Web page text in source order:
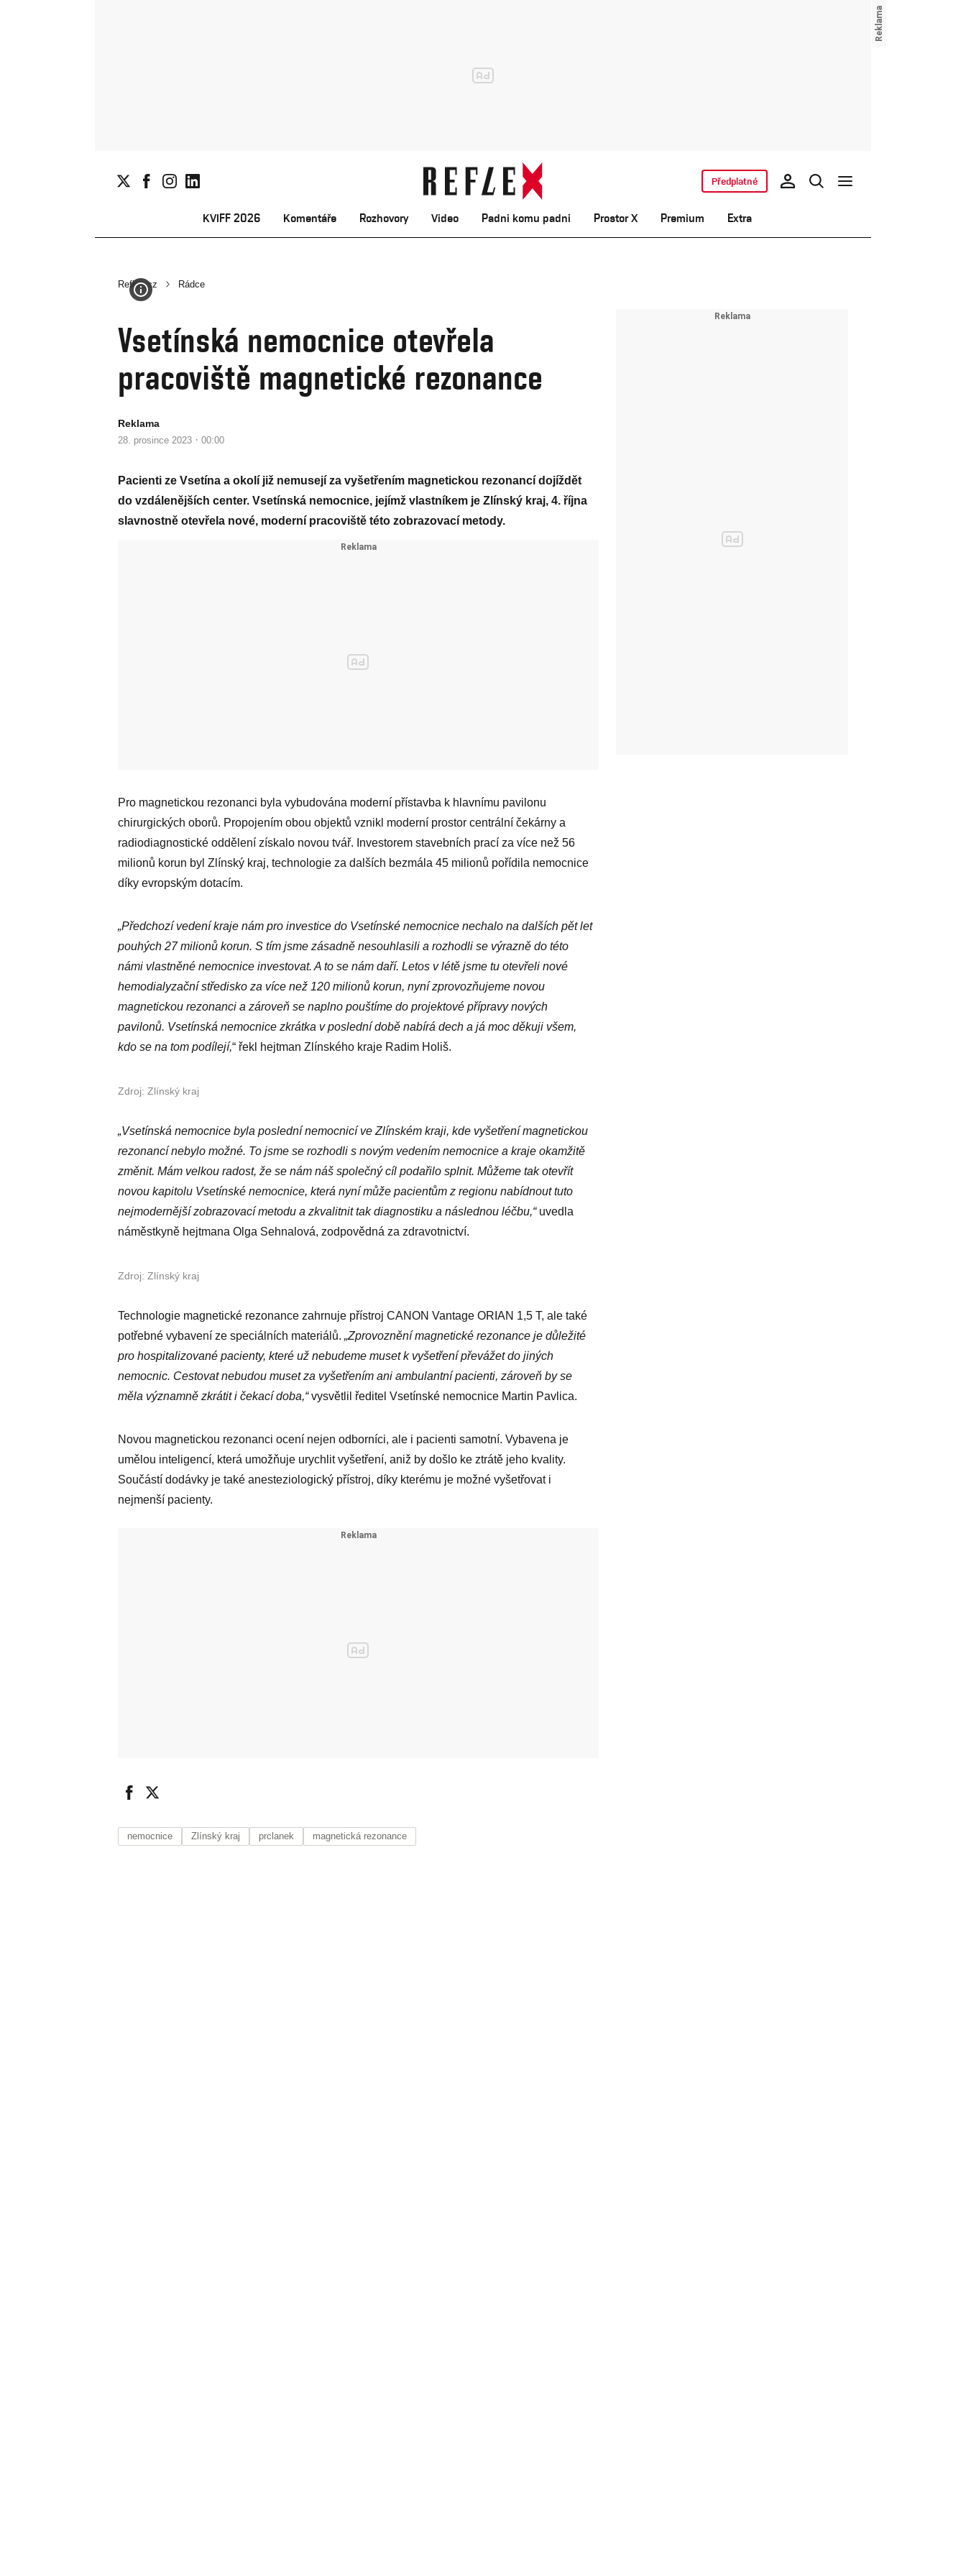
KVIFF 2026 Komentáře Rozhovory Video Padni komu padni Prostor X Premium Extra
Předplatné
Reflex.cz Rádce
Vsetínská nemocnice otevřela
pracoviště magnetické rezonance
Reklama
28. prosince 2023 · 00:00
Pacienti ze Vsetína a okolí již nemusejí za vyšetřením magnetickou rezonancí dojíždět
do vzdálenějších center. Vsetínská nemocnice, jejímž vlastníkem je Zlínský kraj, 4. října
slavnostně otevřela nové, moderní pracoviště této zobrazovací metody.
Pro magnetickou rezonanci byla vybudována moderní přístavba k hlavnímu pavilonu
chirurgických oborů. Propojením obou objektů vznikl moderní prostor centrální čekárny a
radiodiagnostické oddělení získalo novou tvář. Investorem stavebních prací za více než 56
milionů korun byl Zlínský kraj, technologie za dalších bezmála 45 milionů pořídila nemocnice
díky evropským dotacím.
„Předchozí vedení kraje nám pro investice do Vsetínské nemocnice nechalo na dalších pět let
pouhých 27 milionů korun. S tím jsme zásadně nesouhlasili a rozhodli se výrazně do této
námi vlastněné nemocnice investovat. A to se nám daří. Letos v létě jsme tu otevřeli nové
hemodialyzační středisko za více než 120 milionů korun, nyní zprovozňujeme novou
magnetickou rezonanci a zároveň se naplno pouštíme do projektové přípravy nových
pavilonů. Vsetínská nemocnice zkrátka v poslední době nabírá dech a já moc děkuji všem,
kdo se na tom podílejí,“ řekl hejtman Zlínského kraje Radim Holiš.
Zdroj: Zlínský kraj
„Vsetínská nemocnice byla poslední nemocnicí ve Zlínském kraji, kde vyšetření magnetickou
rezonancí nebylo možné. To jsme se rozhodli s novým vedením nemocnice a kraje okamžitě
změnit. Mám velkou radost, že se nám náš společný cíl podařilo splnit. Můžeme tak otevřít
novou kapitolu Vsetínské nemocnice, která nyní může pacientům z regionu nabídnout tuto
nejmodernější zobrazovací metodu a zkvalitnit tak diagnostiku a následnou léčbu,“uvedla
náměstkyně hejtmana Olga Sehnalová, zodpovědná za zdravotnictví.
Zdroj: Zlínský kraj
Technologie magnetické rezonance zahrnuje přístroj CANON Vantage ORIAN 1,5 T, ale také
potřebné vybavení ze speciálních materiálů. „Zprovoznění magnetické rezonance je důležité
pro hospitalizované pacienty, které už nebudeme muset k vyšetření převážet do jiných
nemocnic. Cestovat nebudou muset za vyšetřením ani ambulantní pacienti, zároveň by se
měla významně zkrátit i čekací doba,“vysvětlil ředitel Vsetínské nemocnice Martin Pavlica.
Novou magnetickou rezonanci ocení nejen odborníci, ale i pacienti samotní. Vybavena je
umělou inteligencí, která umožňuje urychlit vyšetření, aniž by došlo ke ztrátě jeho kvality.
Součástí dodávky je také anesteziologický přístroj, díky kterému je možné vyšetřovat i
nejmenší pacienty.
nemocnice Zlínský kraj prclanek magnetická rezonance